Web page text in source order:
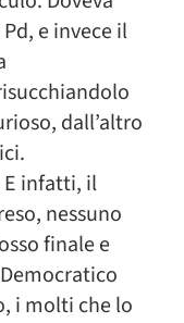
e invece il
dall’altro
infatti, il
nessuno
finale e
i molti che lo